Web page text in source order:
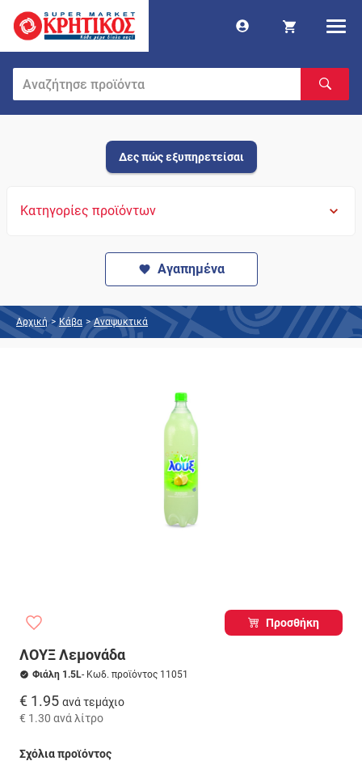
Δες πώς εξυπηρετείσαι
Κατηγορίες προϊόντων
Αγαπημένα
Αρχική > Κάβα > Αναψυκτικά
Προσθήκη
ΛΟΥΞ Λεμονάδα
Φιάλη 1.5L- Κωδ. προϊόντος 11051
€ 1.95 ανά τεμάχιο
€ 1.30 ανά λίτρο
Σχόλια προϊόντος